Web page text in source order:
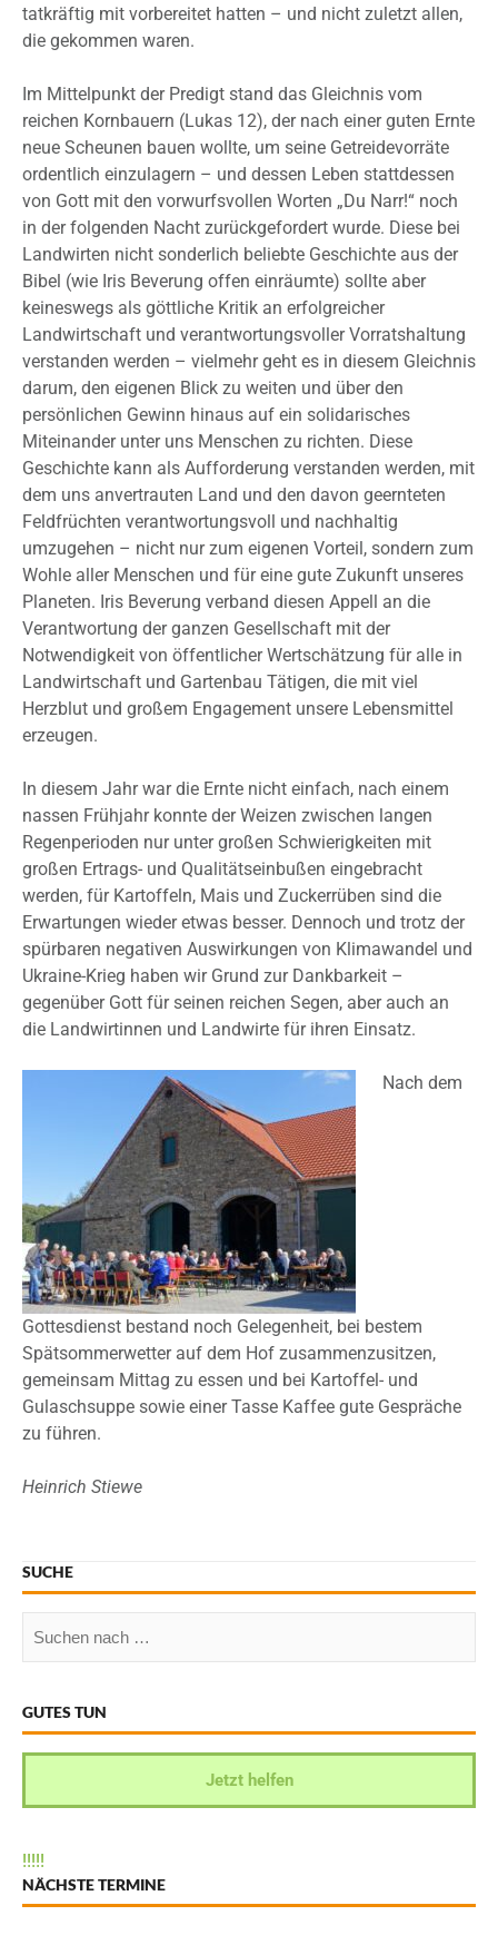
tatkräftig mit vorbereitet hatten – und nicht zuletzt allen,
die gekommen waren.
Im Mittelpunkt der Predigt stand das Gleichnis vom
reichen Kornbauern (Lukas 12), der nach einer guten Ernte
neue Scheunen bauen wollte, um seine Getreidevorräte
ordentlich einzulagern – und dessen Leben stattdessen
von Gott mit den vorwurfsvollen Worten „Du Narr!“ noch
in der folgenden Nacht zurückgefordert wurde. Diese bei
Landwirten nicht sonderlich beliebte Geschichte aus der
Bibel (wie Iris Beverung offen einräumte) sollte aber
keineswegs als göttliche Kritik an erfolgreicher
Landwirtschaft und verantwortungsvoller Vorratshaltung
verstanden werden – vielmehr geht es in diesem Gleichnis
darum, den eigenen Blick zu weiten und über den
persönlichen Gewinn hinaus auf ein solidarisches
Miteinander unter uns Menschen zu richten. Diese
Geschichte kann als Aufforderung verstanden werden, mit
dem uns anvertrauten Land und den davon geernteten
Feldfrüchten verantwortungsvoll und nachhaltig
umzugehen – nicht nur zum eigenen Vorteil, sondern zum
Wohle aller Menschen und für eine gute Zukunft unseres
Planeten. Iris Beverung verband diesen Appell an die
Verantwortung der ganzen Gesellschaft mit der
Notwendigkeit von öffentlicher Wertschätzung für alle in
Landwirtschaft und Gartenbau Tätigen, die mit viel
Herzblut und großem Engagement unsere Lebensmittel
erzeugen.
In diesem Jahr war die Ernte nicht einfach, nach einem
nassen Frühjahr konnte der Weizen zwischen langen
Regenperioden nur unter großen Schwierigkeiten mit
großen Ertrags- und Qualitätseinbußen eingebracht
werden, für Kartoffeln, Mais und Zuckerrüben sind die
Erwartungen wieder etwas besser. Dennoch und trotz der
spürbaren negativen Auswirkungen von Klimawandel und
Ukraine-Krieg haben wir Grund zur Dankbarkeit –
gegenüber Gott für seinen reichen Segen, aber auch an
die Landwirtinnen und Landwirte für ihren Einsatz.
Nach dem
Gottesdienst bestand noch Gelegenheit, bei bestem
Spätsommerwetter auf dem Hof zusammenzusitzen,
gemeinsam Mittag zu essen und bei Kartoffel- und
Gulaschsuppe sowie einer Tasse Kaffee gute Gespräche
zu führen.
Heinrich Stiewe
SUCHE
GUTES TUN
Jetzt helfen
!!!!!
NÄCHSTE TERMINE